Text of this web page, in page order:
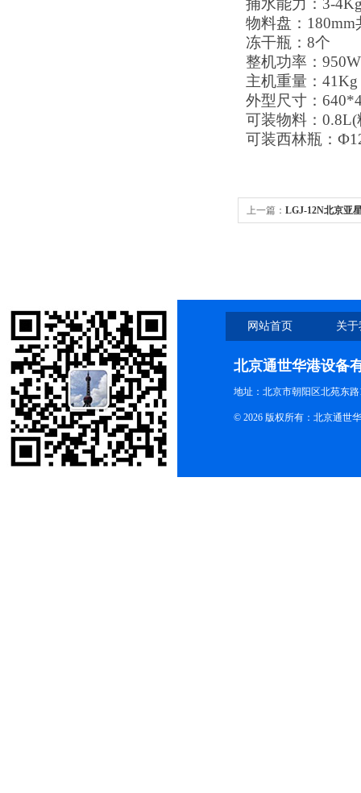
捕水能力：3-
物料盘：180mm
冻干瓶：8个
整机功率：950W
主机重量：41Kg
外型尺寸：
可装物料：0.8L(
可装西林瓶：
上一篇： LGJ-12N北京亚
网站首页 关
北京通世华港设备
地址：北京市朝阳区北苑东路
© 2026 版权所有：北京通世